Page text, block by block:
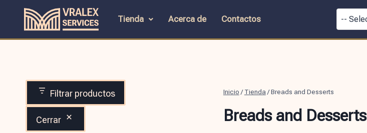
Tienda Acerca de Contactos
Inicio / Tienda /Breads and Desserts
Breads and Desserts
Filtrar productos
Cerrar